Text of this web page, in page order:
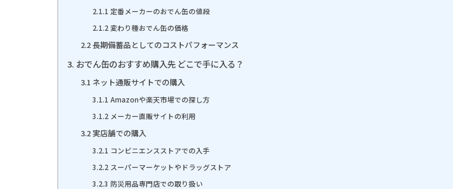
2.1.1 定番メーカーのおでん缶の値段
2.1.2 変わり種おでん缶の価格
2.2 長期備蓄品としてのコストパフォーマンス
3. おでん缶のおすすめ購入先 どこで手に入る？
3.1 ネット通販サイトでの購入
3.1.1 Amazonや楽天市場での探し方
3.1.2 メーカー直販サイトの利用
3.2 実店舗での購入
3.2.1 コンビニエンスストアでの入手
3.2.2 スーパーマーケットやドラッグストア
3.2.3 防災用品専門店での取り扱い